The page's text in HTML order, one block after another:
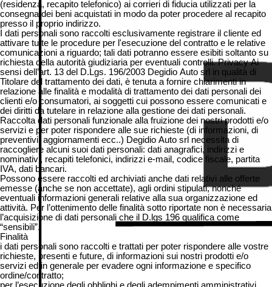
(residenza, recapito telefonico) ai corrieri di fiducia utilizzati per la
consegna dei beni acquistati in modo da poter procedere al recapito
presso il proprio indirizzo.
I dati personali sono raccolti esclusivamente registrare il cliente ed
attivare tutte le procedure per l'esecuzione del contratto e le relative
comunicazioni a riguardo; tali dati potranno essere esibiti soltanto su
richiesta della autorità giudiziaria per eventuali controlli. Privacy Ai
sensi dell’art. 13 del D.Lgs. 196/2003 Degidio Auto srl in qualità di
Titolare del trattamento dei dati, è tenuta a fornire chiarimenti in
relazione alle finalità e modalità di trattamento dei dati personali dei
clienti e/o consumatori, ai soggetti cui possono essere comunicati e
dei diritti da tutelare in relazione alla gestione dei dati personali.
Raccolta dati personali funzionale alla fruizione dei nostri prodotti e/o
servizi e per poter rispondere alle sue richieste (di informazioni, di
preventivi, aggiornamenti ecc..) Degidio Auto srl necessita di
raccogliere alcuni suoi dati personali: dati anagrafici, indirizzi e
nominativi, recapiti telefonici, indirizzi e-mail, codice fiscale, partita
IVA, dati bancari.
Possono essere raccolti ed archiviati anche dati relativi alle offerte
emesse (anche se non accettate), agli ordini stipulati, nonché
eventuali informazioni generali relative alla sua organizzazione ed
attività. Per l’ottenimento delle finalità sotto riportate non è necessaria
l’acquisizione di dati personali che il D.lgs 196 qualifica come
“sensibili”.
Finalità
i dati personali sono raccolti e trattati per poter rispondere alle vostre
richieste, presenti e future, di informazioni sui nostri prodotti e/o
servizi ed in generale per evadere ogni informazione e specifico
ordine/contratto;